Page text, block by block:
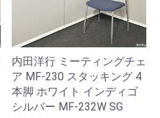
内田洋行 ミーティングチェ
ア MF-230 スタッキング 4
本脚 ホワイト インディゴ
シルバー MF-232W SG